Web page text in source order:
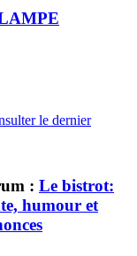
le dernier
: Le bistrot:
humour et